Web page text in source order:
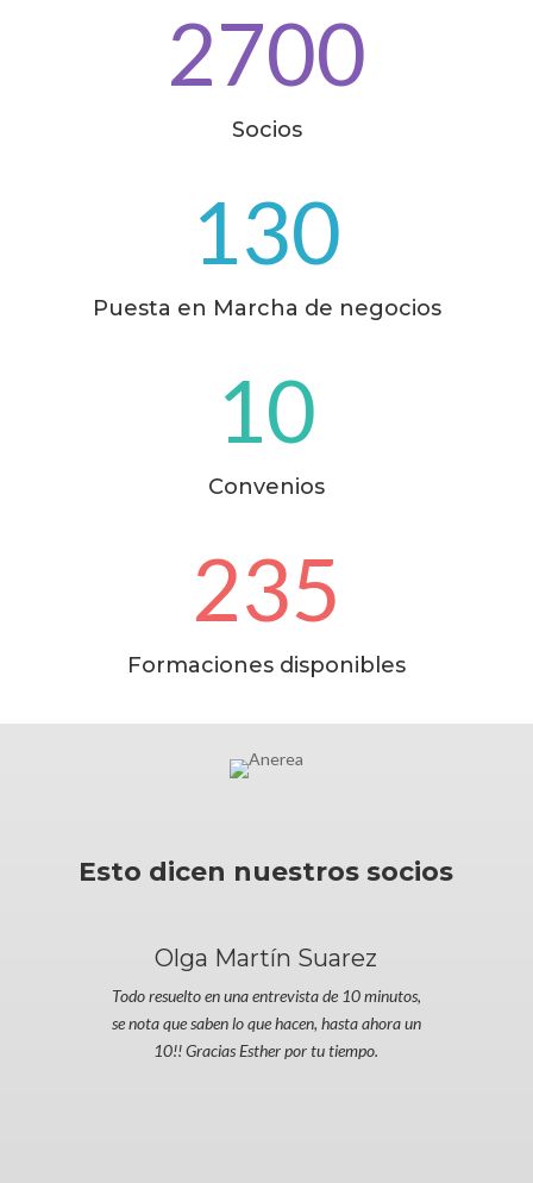
2700
Socios
130
Puesta en Marcha de negocios
10
Convenios
235
Formaciones disponibles
Esto dicen nuestros socios
Olga Martín Suarez
Todo resuelto en una entrevista de 10 minutos,
se nota que saben lo que hacen, hasta ahora un
10!! Gracias Esther por tu tiempo.